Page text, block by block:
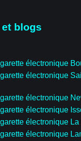
blogs
électronique
électronique
électronique
électronique
électronique
électronique